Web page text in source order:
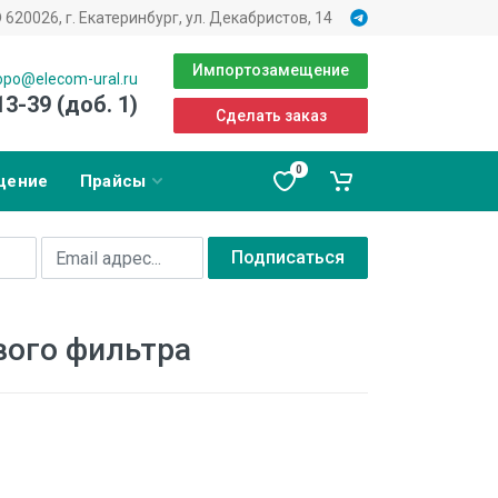
620026, г. Екатеринбург, ул. Декабристов, 14
ural.ru
39 (доб. 1)
Импортозамещение
Сделать заказ
Прайсы
0
Подписаться
фильтра